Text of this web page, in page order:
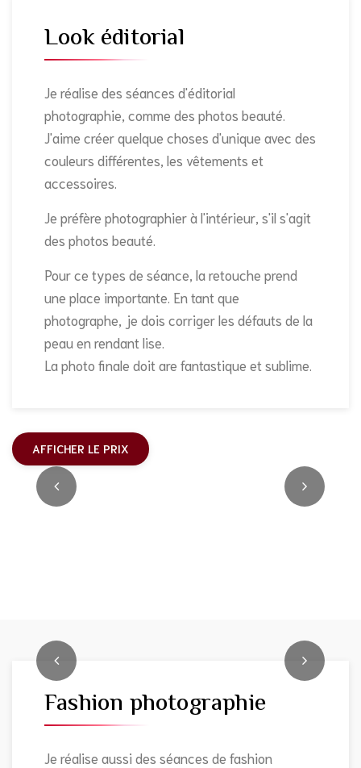
Look éditorial
Je réalise des séances d'éditorial
photographie, comme des photos beauté.
J'aime créer quelque choses d'unique avec des
couleurs différentes, les vêtements et
accessoires.
Je préfère photographier à l'intérieur, s'il s'agit
des photos beauté.
Pour ce types de séance, la retouche prend
une place importante. En tant que
photographe, je dois corriger les défauts de la
peau en rendant lise.
La photo finale doit are fantastique et sublime.
AFFICHER LE PRIX
Fashion photographie
Je réalise aussi des séances de fashion